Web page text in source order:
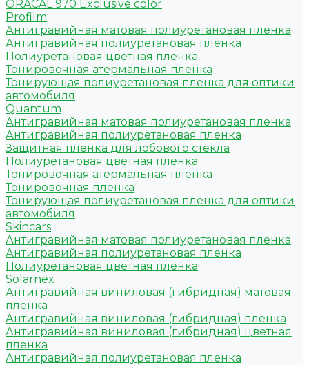
ORACAL 970 Exclusive color
Profilm
Антигравийная матовая полиуретановая пленка
Антигравийная полиуретановая пленка
Полиуретановая цветная пленка
Тонировочная атермальная пленка
Тонирующая полиуретановая пленка для оптики
автомобиля
Quantum
Антигравийная матовая полиуретановая пленка
Антигравийная полиуретановая пленка
Защитная пленка для лобового стекла
Полиуретановая цветная пленка
Тонировочная атермальная пленка
Тонировочная пленка
Тонирующая полиуретановая пленка для оптики
автомобиля
Skincars
Антигравийная матовая полиуретановая пленка
Антигравийная полиуретановая пленка
Полиуретановая цветная пленка
Solarnex
Антигравийная виниловая (гибридная) матовая
пленка
Антигравийная виниловая (гибридная) пленка
Антигравийная виниловая (гибридная) цветная
пленка
Антигравийная полиуретановая пленка